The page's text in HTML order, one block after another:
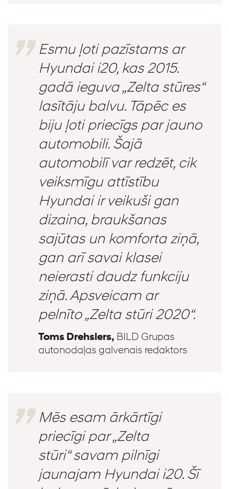
Esmu ļoti pazīstams ar
Hyundai i20, kas 2015.
gadā ieguva „Zelta stūres“
lasītāju balvu. Tāpēc es
biju ļoti priecīgs par jauno
automobili. Šajā
automobilī var redzēt, cik
veiksmīgu attīstību
Hyundai ir veikuši gan
dizaina, braukšanas
sajūtas un komforta ziņā,
gan arī savai klasei
neierasti daudz funkciju
ziņā. Apsveicam ar
pelnīto „Zelta stūri 2020“.
Toms Drehslers, BILD Grupas
autonodaļas galvenais redaktors
Mēs esam ārkārtīgi
priecīgi par „Zelta
stūri“ savam pilnīgi
jaunajam Hyundai i20. Šī